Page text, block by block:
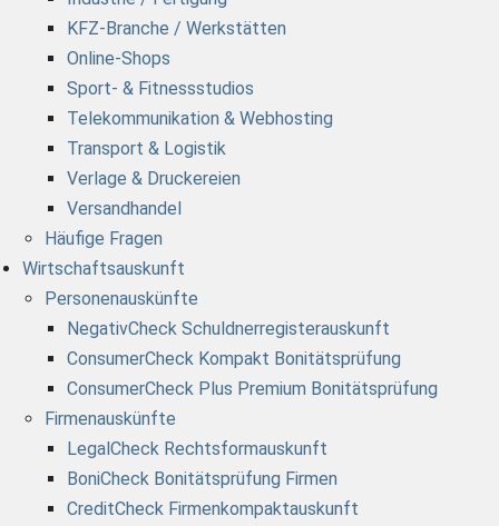
KFZ-Branche / Werkstätten
Online-Shops
Sport- & Fitnessstudios
Telekommunikation & Webhosting
Transport & Logistik
Verlage & Druckereien
Versandhandel
Häufige Fragen
Wirtschaftsauskunft
Personenauskünfte
NegativCheck Schuldnerregisterauskunft
ConsumerCheck Kompakt Bonitätsprüfung
ConsumerCheck Plus Premium Bonitätsprüfung
Firmenauskünfte
LegalCheck Rechtsformauskunft
BoniCheck Bonitätsprüfung Firmen
CreditCheck Firmenkompaktauskunft